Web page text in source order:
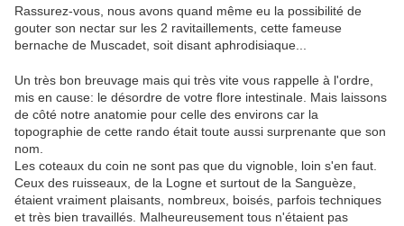
Rassurez-vous, nous avons quand même eu la possibilité de
gouter son nectar sur les 2 ravitaillements, cette fameuse
bernache de Muscadet, soit disant aphrodisiaque...
Un très bon breuvage mais qui très vite vous rappelle à l'ordre,
mis en cause: le désordre de votre flore intestinale. Mais laissons
de côté notre anatomie pour celle des environs car la
topographie de cette rando était toute aussi surprenante que son
nom.
Les coteaux du coin ne sont pas que du vignoble, loin s'en faut.
Ceux des ruisseaux, de la Logne et surtout de la Sanguèze,
étaient vraiment plaisants, nombreux, boisés, parfois techniques
et très bien travaillés. Malheureusement tous n'étaient pas